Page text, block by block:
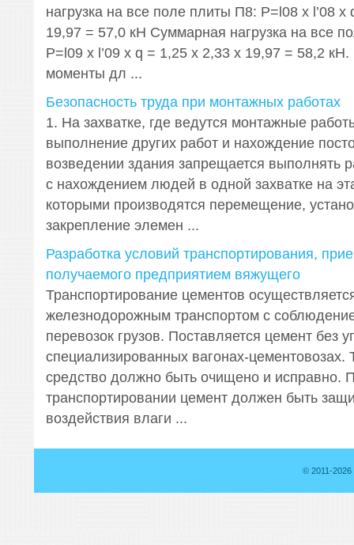
нагрузка на все поле плиты П8: Р=l08 х l’08 x
19,97 = 57,0 кН Суммарная нагрузка на все
Р=l09 х l’09 x q = 1,25 х 2,33 х 19,97 = 58,2
моменты дл ...
Безопасность труда при монтажных работах
1. На захватке, где ведутся монтажные
выполнение других работ и нахождение
возведении здания запрещается выполнять
с нахождением людей в одной захватке на
которыми производятся перемещение,
закрепление элемен ...
Разработка условий транспортирования,
получаемого предприятием вяжущего
Транспортирование цементов
железнодорожным транспортом с
перевозок грузов. Поставляется цемент без
специализированных вагонах-цементовозах.
средство должно быть очищено и исправно.
транспортировании цемент должен быть
воздействия влаги ...
© 2011-2026